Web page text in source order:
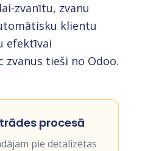
zvanītu, zvanu
klientu
efektīvai
zvanus tieši no Odoo.
procesā
pie detalizētas